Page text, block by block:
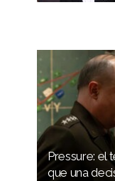
Pressure: el
que una